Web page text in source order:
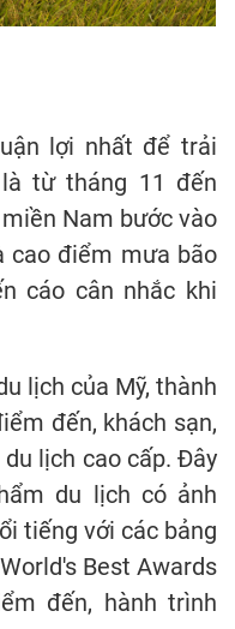
lợi nhất để trải
từ tháng 11 đến
Nam bước vào
cao điểm mưa bão
cáo cân nhắc khi
lịch của Mỹ, thành
đến, khách sạn,
lịch cao cấp. Đây
du lịch có ảnh
tiếng với các bảng
Best Awards
đến, hành trình